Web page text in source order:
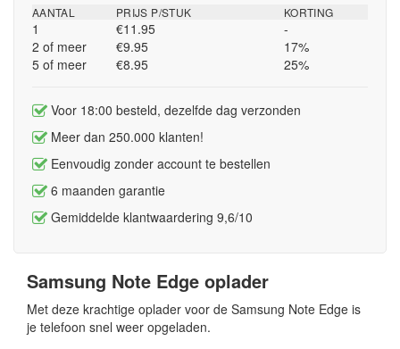
AANTAL
1
2 of meer
5 of meer
PRIJS P/STUK
€11.95
€9.95
€8.95
KORTING
-
17%
25%
Voor 18:00 besteld, dezelfde dag verzonden
Meer dan 250.000 klanten!
Eenvoudig zonder account te bestellen
6 maanden garantie
Gemiddelde klantwaardering 9,6/10
Samsung Note Edge oplader
Met deze krachtige oplader voor de Samsung Note Edge is
je telefoon snel weer opgeladen.